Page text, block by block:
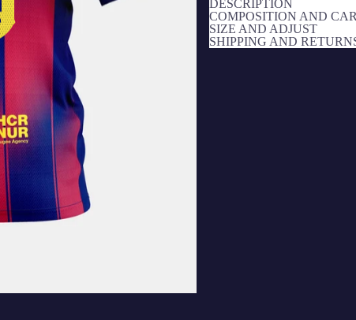
DESCRIPTION
COMPOSITION AND
SIZE AND ADJUST
SHIPPING AND